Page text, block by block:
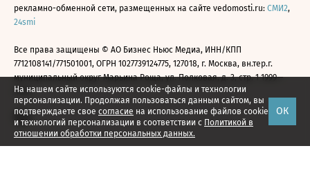
На нашем сайте используются cookie-файлы и технологии
персонализации. Продолжая пользоваться данным сайтом, вы
подтверждаете свое согласие на использование файлов cookie
и технологий персонализации в соответствии с Политикой в
отношении обработки персональных данных.
ОК
рекламно-обменной сети, размещенных на сайте vedomosti.ru: СМИ2,
24smi
Все права защищены © АО Бизнес Ньюс Медиа, ИНН/КПП
7712108141/771501001, ОГРН 1027739124775, 127018, г. Москва, вн.тер.г.
муниципальный округ Марьина Роща, ул. Полковая, д. 3, стр. 1 1999—
2026